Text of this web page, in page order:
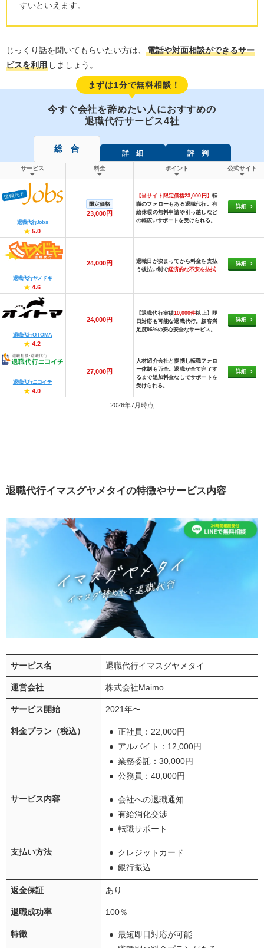
すいといえます。
じっくり話を聞いてもらいたい方は、
電話や対面相談ができるサー
ビスを利用しましょう。
まずは1分で無料相談！
今すぐ会社を辞めたい人におすすめの
退職代行サービス4社
総 合 詳 細 評 判
サービス 料金 ポイント 公式サイト
退職代行Jobs
★ 5.0
限定価格
23,000円
【当サイト限定価格23,000円】 転
職のフォローもある退職代行。有
給休暇の無料申請や引っ越しなど
の幅広いサポートを受けられる。
詳細
退職代行ヤメドキ
★ 4.6
24,000円
退職日が決まってから料金を支払
う後払い制で経済的な不安を払拭
詳細
退職代行OITOMA
★ 4.2
24,000円
【退職代行実績10,000件以上】即
日対応も可能な退職代行。顧客満
足度96%の安心安全なサービス。
詳細
退職代行ニコイチ
★ 4.0
27,000円
人材紹介会社と提携し転職フォロ
ー体制も万全。退職が全て完了す
るまで追加料金なしでサポートを
受けられる。
詳細
2026年7月時点
退職代行イマスグヤメタイの特徴やサービス内容
サービス名 退職代行イマスグヤメタイ
運営会社 株式会社Maimo
サービス開始 2021年〜
料金プラン（税込）
正社員：22,000円
アルバイト：12,000円
業務委託：30,000円
公務員：40,000円
サービス内容
会社への退職通知
有給消化交渉
転職サポート
支払い方法
クレジットカード
銀行振込
返金保証 あり
退職成功率 100％
特徴
最短即日対応が可能